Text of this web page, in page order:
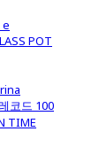
e
POT
코드 100
TIME